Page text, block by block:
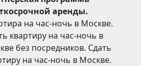
аренды.
на час-ночь в Москве.
квартиру на час-ночь в
без посредников. Сдать
на час-ночь в Москве.